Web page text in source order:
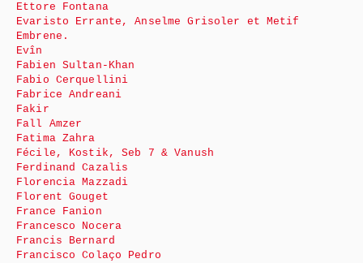
Ettore Fontana
Evaristo Errante, Anselme Grisoler et Metif
Embrene.
Evîn
Fabien Sultan-Khan
Fabio Cerquellini
Fabrice Andreani
Fakir
Fall Amzer
Fatima Zahra
Fécile, Kostik, Seb 7 & Vanush
Ferdinand Cazalis
Florencia Mazzadi
Florent Gouget
France Fanion
Francesco Nocera
Francis Bernard
Francisco Colaço Pedro